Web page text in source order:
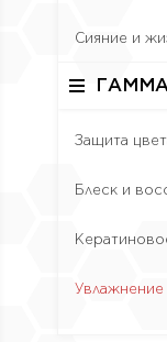
Сияние и
ГАММА
Защита
Блеск и
Увлажнение